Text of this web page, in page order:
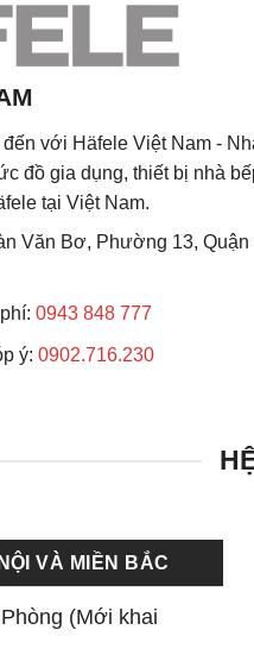
với Häfele Việt Nam -
đồ gia dụng, thiết bị nhà
tại Việt Nam.
Văn Bơ, Phường 13, Quận
phí:0943 848 777
ý:0902.716.230
VÀ MIỀN BẮC
(Mới khai